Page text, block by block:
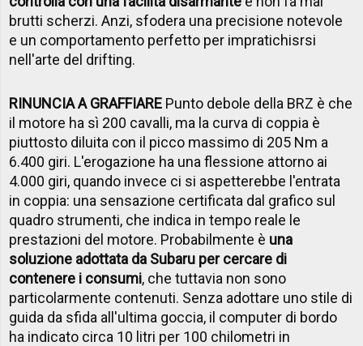
brutti scherzi. Anzi, sfodera una precisione notevole
e un comportamento perfetto per impratichisrsi
nell'arte del drifting.
RINUNCIA A GRAFFIARE Punto debole della BRZ è che
il motore ha sì 200 cavalli, ma la curva di coppia è
piuttosto diluita con il picco massimo di 205 Nm a
6.400 giri. L'erogazione ha una flessione attorno ai
4.000 giri, quando invece ci si aspetterebbe l'entrata
in coppia: una sensazione certificata dal grafico sul
quadro strumenti, che indica in tempo reale le
prestazioni del motore. Probabilmente è una
soluzione adottata da Subaru per cercare di
contenere i consumi, che tuttavia non sono
particolarmente contenuti. Senza adottare uno stile di
guida da sfida all'ultima goccia, il computer di bordo
ha indicato circa 10 litri per 100 chilometri in